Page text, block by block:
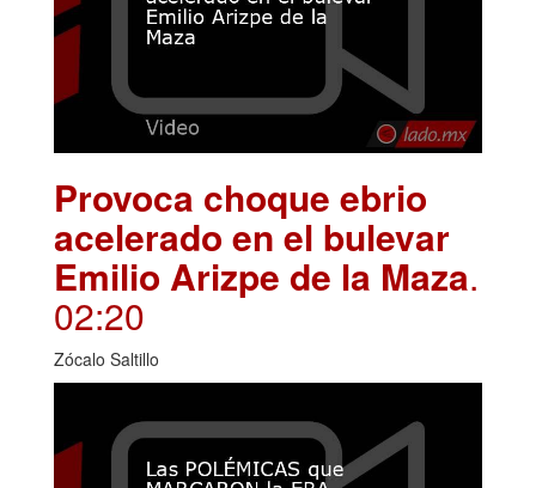
Provoca choque ebrio
acelerado en el bulevar
Emilio Arizpe de la Maza.
02:20
Zócalo Saltillo